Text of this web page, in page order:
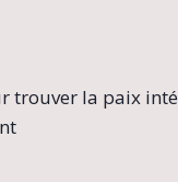
trouver la paix